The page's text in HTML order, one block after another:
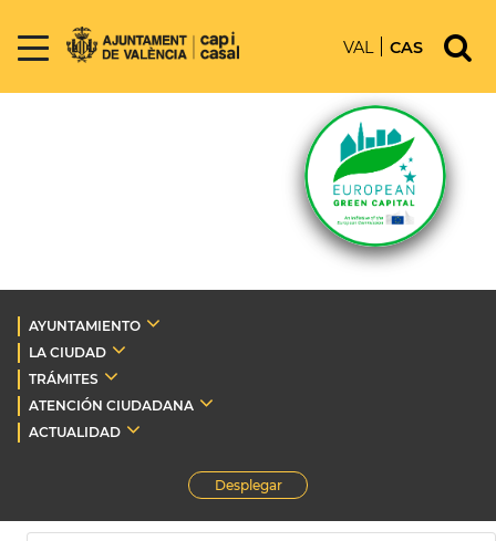
VAL CAS
AYUNTAMIENTO
LA CIUDAD
TRÁMITES
ATENCIÓN CIUDADANA
ACTUALIDAD
Desplegar